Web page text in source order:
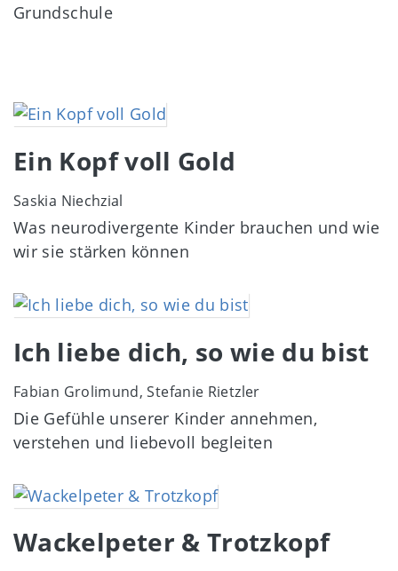
Grundschule
Image
Ein Kopf voll Gold
Saskia Niechzial
Was neurodivergente Kinder brauchen und wie
wir sie stärken können
Image
Ich liebe dich, so wie du bist
Fabian Grolimund, Stefanie Rietzler
Die Gefühle unserer Kinder annehmen,
verstehen und liebevoll begleiten
Image
Wackelpeter & Trotzkopf